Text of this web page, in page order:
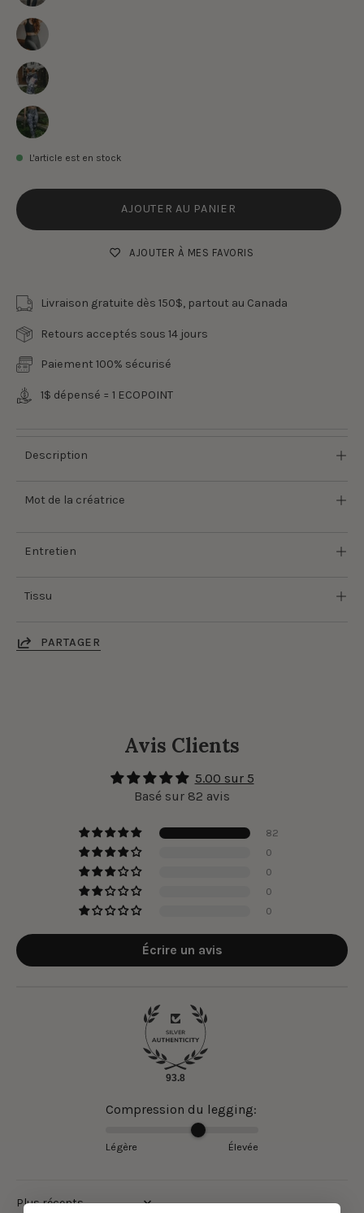
L'article est en stock
AJOUTER AU PANIER
AJOUTER À MES FAVORIS
Livraison gratuite dès 150$, partout au Canada
Retours acceptés sous 14 jours
Paiement 100% sécurisé
1$ dépensé = 1 ECOPOINT
Description
Mot de la créatrice
Entretien
Tissu
PARTAGER
Avis Clients
5.00 sur 5
Basé sur 82 avis
82
0
0
0
0
Écrire un avis
93.8
Compression du legging:
Légère Élevée
Sort by